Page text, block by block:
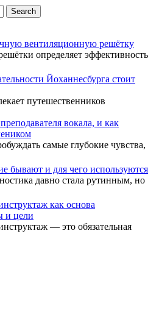
вентиляционную решётку
определяет эффективность
Йоханнесбурга стоит
путешественников
вокала, и как
самые глубокие чувства,
бывают и для чего используются
давно стала рутинным, но
как основа
и цели
— это обязательная